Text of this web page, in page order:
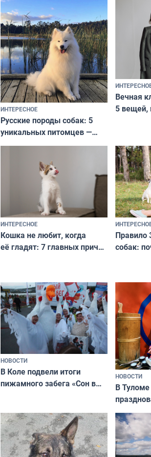
ИНТЕРЕСНОЕ
Русские породы собак: 5
уникальных питомцев —
национальные сокровища
и характером
Вечная
5 вещей,
и
ИНТЕРЕСНОЕ
Кошка не любит, когда
её гладят: 7 главных причин
независимому питомцу
Правило
собак:
питомцу
криков
НОВОСТИ
В Коле подвели итоги
пижамного забега «Сон в
НОВОСТИ
В Туломе